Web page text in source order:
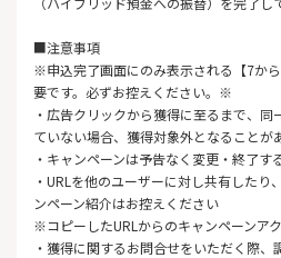
■注意事項
※申込完了画面にのみ表示される【7か
要です。必ずお控えください。※
・広告クリックから獲得に至るまで、
ていない場合、獲得対象外となることが
・キャンペーンは予告なく変更・終了す
・URLを他のユーザーに対し共有したり
ンペーン紹介はお控えください
※コピーしたURLからのキャンペーンア
・獲得に関するお問合せをいただく際